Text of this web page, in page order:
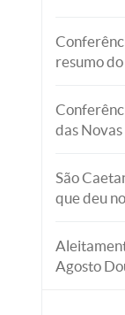
resumo
das
São
que deu
Agosto